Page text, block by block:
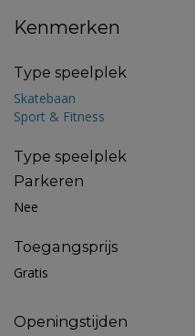
Kenmerken
Type speelplek
Skatebaan
Sport & Fitness
Type speelplek
Parkeren
Nee
Toegangsprijs
Gratis
Openingstijden